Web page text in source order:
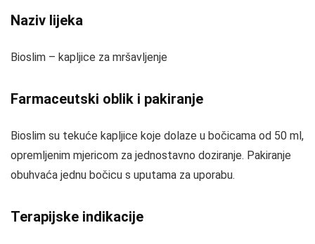
Naziv lijeka
Bioslim – kapljice za mršavljenje
Farmaceutski oblik i pakiranje
Bioslim su tekuće kapljice koje dolaze u bočicama od 50 ml,
opremljenim mjericom za jednostavno doziranje. Pakiranje
obuhvaća jednu bočicu s uputama za uporabu.
Terapijske indikacije